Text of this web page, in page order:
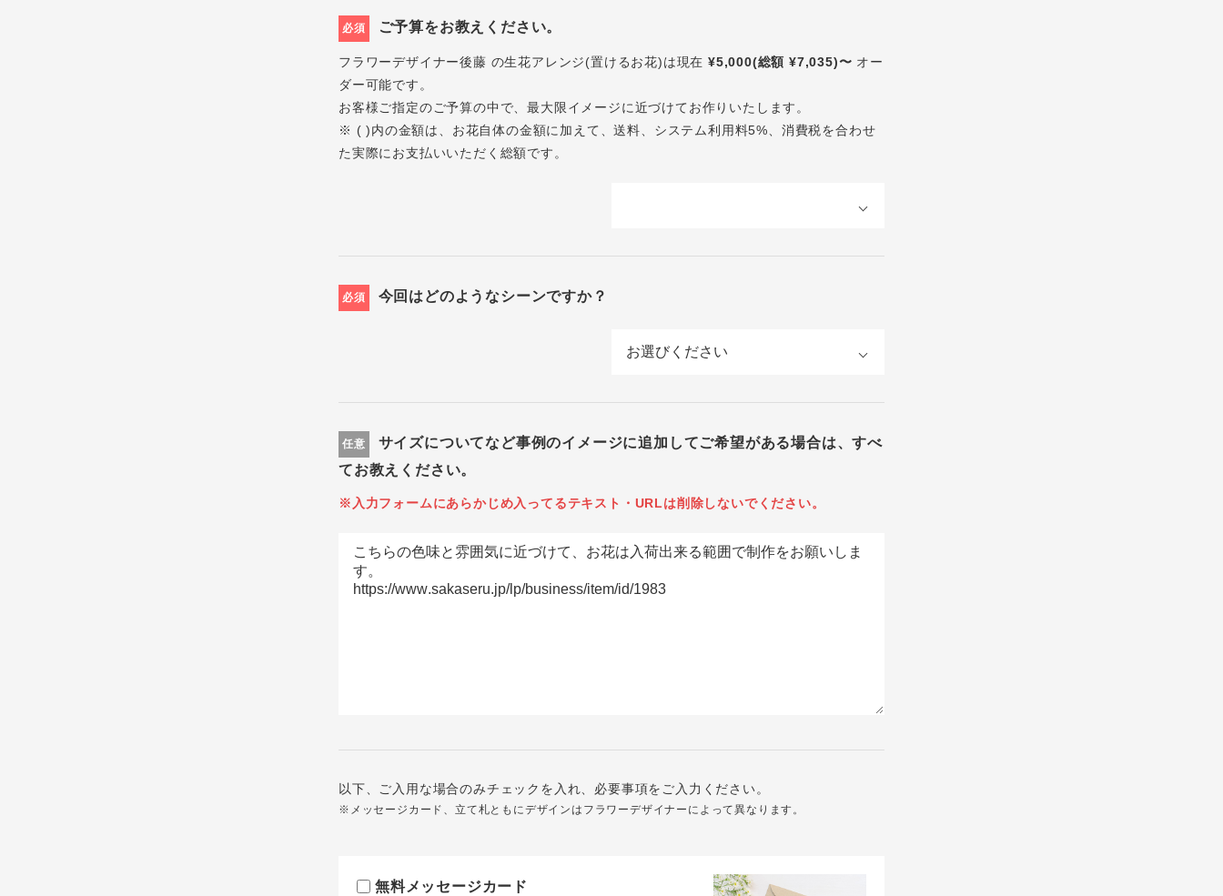
必須 ご予算をお教えください。
フラワーデザイナー後藤 の生花アレンジ(置けるお花)は現在 ¥5,000(総額 ¥7,035)〜 オー
ダー可能です。
お客様ご指定のご予算の中で、最大限イメージに近づけてお作りいたします。
※ ( )内の金額は、お花自体の金額に加えて、送料、システム利用料5%、消費税を合わせ
た実際にお支払いいただく総額です。
必須 今回はどのようなシーンですか？
任意
サイズについてなど事例のイメージに追加してご希望がある場合は、すべ
てお教えください。
※入力フォームにあらかじめ入ってるテキスト・URLは削除しないでください。
以下、ご入用な場合のみチェックを入れ、必要事項をご入力ください。
※メッセージカード、立て札ともにデザインはフラワーデザイナーによって異なります。
無料メッセージカード